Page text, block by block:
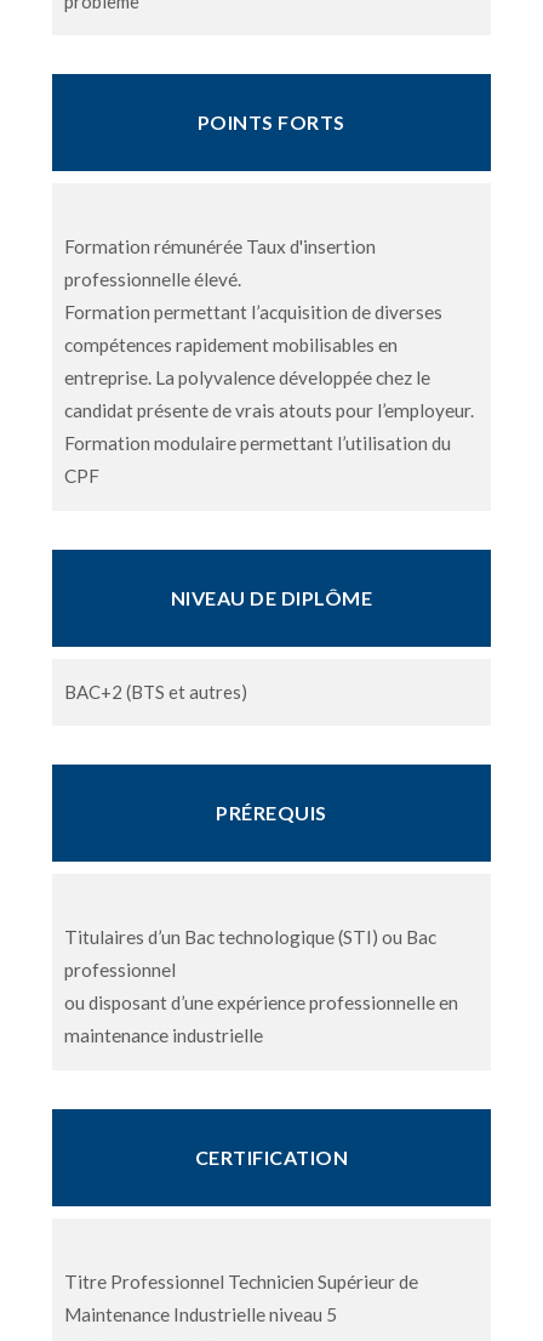
POINTS FORTS
Formation rémunérée Taux d'insertion
professionnelle élevé.
Formation permettant l’acquisition de diverses
compétences rapidement mobilisables en
entreprise. La polyvalence développée chez le
candidat présente de vrais atouts pour l’employeur.
Formation modulaire permettant l’utilisation du
CPF
NIVEAU DE DIPLÔME
BAC+2 (BTS et autres)
PRÉREQUIS
Titulaires d’un Bac technologique (STI) ou Bac
professionnel
ou disposant d’une expérience professionnelle en
maintenance industrielle
CERTIFICATION
Titre Professionnel Technicien Supérieur de
Maintenance Industrielle niveau 5